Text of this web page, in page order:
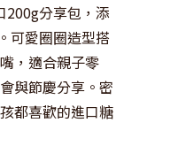
200g分享包，添
可愛圈圈造型搭
，適合親子零
與節慶分享。密
都喜歡的進口糖